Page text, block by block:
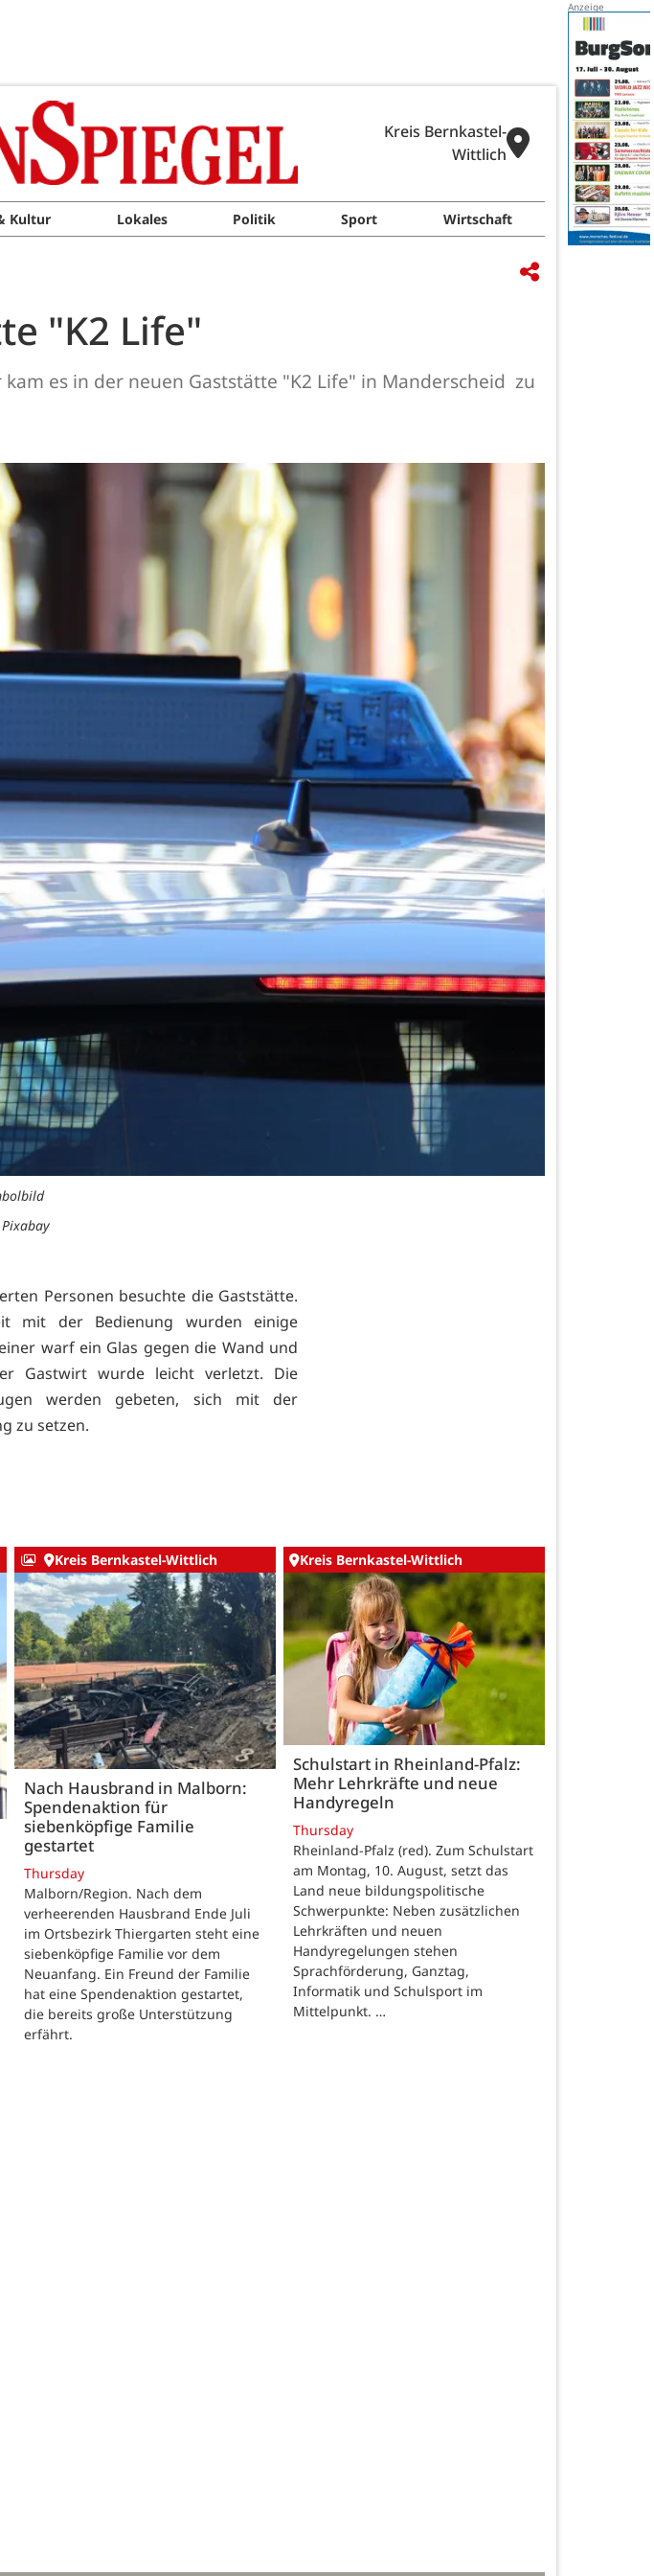
Kreis Bernkastel-
Wittlich
Kultur Lokales Politik Sport Wirtschaft
"K2 Life"
es in der neuen Gaststätte "K2 Life" in Manderscheid zu
Personen besuchte die Gaststätte.
mit der Bedienung wurden einige
warf ein Glas gegen die Wand und
Gastwirt wurde leicht verletzt. Die
werden gebeten, sich mit der
zu setzen.
Kreis Bernkastel-Wittlich
Nach Hausbrand in Malborn:
Spendenaktion für
siebenköpfige Familie
gestartet
Thursday
Malborn/Region. Nach dem
verheerenden Hausbrand Ende Juli
im Ortsbezirk Thiergarten steht eine
siebenköpfige Familie vor dem
Neuanfang. Ein Freund der Familie
hat eine Spendenaktion gestartet,
die bereits große Unterstützung
erfährt.
Kreis Bernkastel-Wittlich
Schulstart in Rheinland-Pfalz:
Mehr Lehrkräfte und neue
Handyregeln
Thursday
Rheinland-Pfalz (red). Zum Schulstart
am Montag, 10. August, setzt das
Land neue bildungspolitische
Schwerpunkte: Neben zusätzlichen
Lehrkräften und neuen
Handyregelungen stehen
Sprachförderung, Ganztag,
Informatik und Schulsport im
Mittelpunkt. …